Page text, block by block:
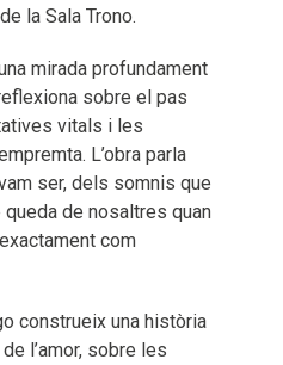
la Sala Trono.
mirada profundament
sobre el pas
vitals i les
L’obra parla
ser, dels somnis que
de nosaltres quan
com
construeix una història
l’amor, sobre les